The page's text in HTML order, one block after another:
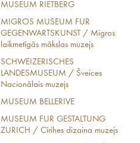
MUSEUM RIETBERG
MIGROS MUSEUM FUR
GEGENWARTSKUNST / Migros
laikmetīgās mākslas muzejs
SCHWEIZERISCHES
LANDESMUSEUM / Šveices
Nacionālais muzejs
MUSEUM BELLERIVE
MUSEUM FUR GESTALTUNG
ZURICH / Cīrihes dizaina muzejs